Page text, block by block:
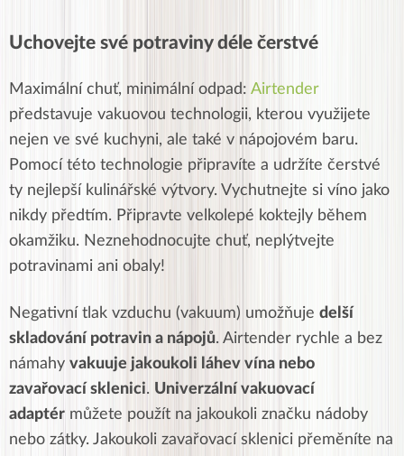
Uchovejte své potraviny déle čerstvé
Maximální chuť, minimální odpad: Airtender
představuje vakuovou technologii, kterou využijete
nejen ve své kuchyni, ale také v nápojovém baru.
Pomocí této technologie připravíte a udržíte čerstvé
ty nejlepší kulinářské výtvory. Vychutnejte si víno jako
nikdy předtím. Připravte velkolepé koktejly během
okamžiku. Neznehodnocujte chuť, neplýtvejte
potravinami ani obaly!
Negativní tlak vzduchu (vakuum) umožňuje delší
skladování potravin a nápojů. Airtender rychle a bez
námahy vakuuje jakoukoli láhev vína nebo
zavařovací sklenici. Univerzální vakuovací
adaptér můžete použít na jakoukoli značku nádoby
nebo zátky. Jakoukoli zavařovací sklenici přeměníte na